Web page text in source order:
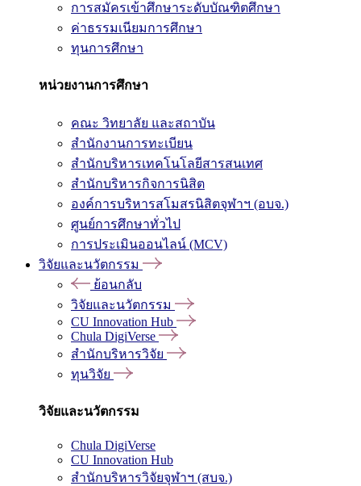
การสมัครเข้าศึกษาระดับบัณฑิตศึกษา
ค่าธรรมเนียมการศึกษา
ทุนการศึกษา
หน่วยงานการศึกษา
คณะ วิทยาลัย และสถาบัน
สำนักงานการทะเบียน
สำนักบริหารเทคโนโลยีสารสนเทศ
สำนักบริหารกิจการนิสิต
องค์การบริหารสโมสรนิสิตจุฬาฯ (อบจ.)
ศูนย์การศึกษาทั่วไป
การประเมินออนไลน์ (MCV)
วิจัยและนวัตกรรม
ย้อนกลับ
วิจัยและนวัตกรรม
CU Innovation Hub
Chula DigiVerse
สำนักบริหารวิจัย
ทุนวิจัย
วิจัยและนวัตกรรม
Chula DigiVerse
CU Innovation Hub
สำนักบริหารวิจัยจุฬาฯ (สบจ.)